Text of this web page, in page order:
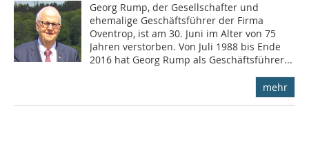
Georg Rump, der Gesellschafter und
ehemalige Geschäftsführer der Firma
Oventrop, ist am 30. Juni im Alter von 75
Jahren verstorben. Von Juli 1988 bis Ende
2016 hat Georg Rump als Geschäftsführer...
mehr